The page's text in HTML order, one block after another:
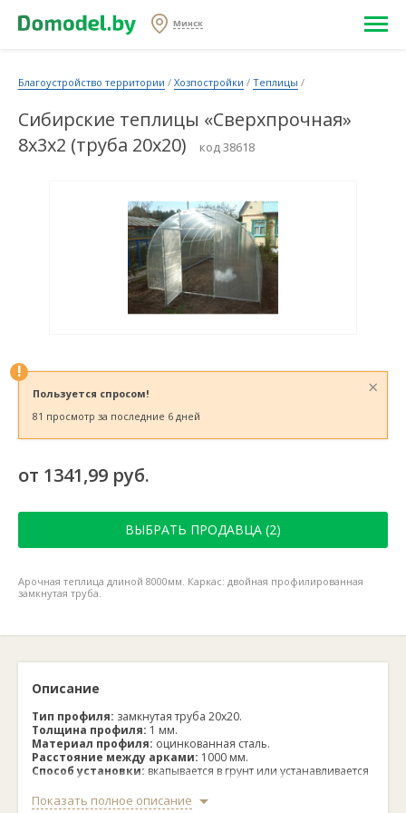
Минск
Благоустройство территории / Хозпостройки / Теплицы /
Сибирские теплицы «Сверхпрочная»
8х3х2 (труба 20х20)
код 38618
!
×
Пользуется спросом!
81 просмотр за последние 6 дней
от 1341,99 руб.
ВЫБРАТЬ ПРОДАВЦА (2)
Арочная теплица длиной 8000мм. Каркас: двойная профилированная
замкнутая труба.
Описание
Тип профиля: замкнутая труба 20х20.
Толщина профиля: 1 мм.
Материал профиля: оцинкованная сталь.
Расстояние между арками: 1000 мм.
Способ установки: вкапывается в грунт или устанавливается
Крепление поликарбоната:саморезы размером 4.2×25 мм
Показать полное описание